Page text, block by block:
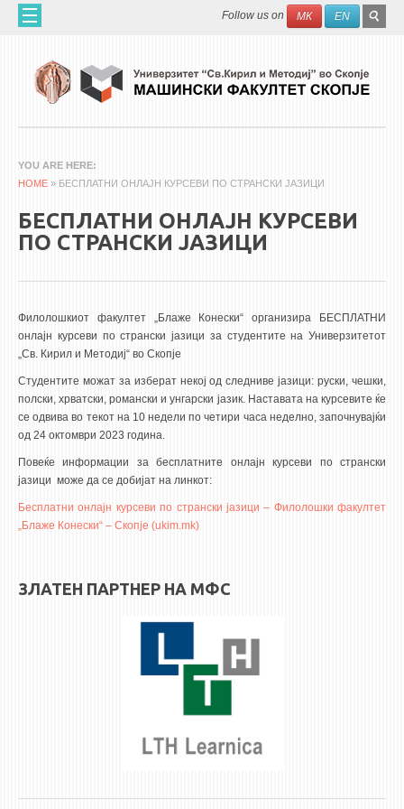
Skip to main content Search
Follow us on МК EN
ЗА НАС
60 ГОДИНИ МФ
ОРГАНИЗАЦИЈА
НАУЧНА ДЕЈНОСТ
МАШИНСКО ИНЖЕНЕРСТВО - НАУЧНО СПИСАНИЕ
МЕЃУНАРОДНА СОРАБОТКА
ERASMUS+
QIM-SEE
3DFindIT
WATERBRIDGING
CIRASIM
AIR QUALITY MODELLING
АКТИ
ИНФОРМАЦИИ ОД ЈАВЕН КАРАКТЕР
ЗАВРШНИ СМЕТКИ
YOU ARE HERE
HOME » БЕСПЛАТНИ ОНЛАЈН КУРСЕВИ ПО СТРАНСКИ ЈАЗИЦИ
БЕСПЛАТНИ ОНЛАЈН КУРСЕВИ
ПО СТРАНСКИ ЈАЗИЦИ
Филолошкиот факултет „Блаже Конески“ организира БЕСПЛАТНИ
онлајн курсеви по странски јазици за студентите на Универзитетот
„Св. Кирил и Методиј“ во Скопје
Студентите можат за изберат некој од следниве јазици: руски, чешки,
полски, хрватски, романски и унгарски јазик. Наставата на курсевите ќе
се одвива во текот на 10 недели по четири часа неделно, започнувајќи
од 24 октомври 2023 година.
Повеќе информации за бесплатните онлајн курсеви по странски
јазици може да се добијат на линкот:
Бесплатни онлајн курсеви по странски јазици – Филолошки факултет
„Блаже Конески“ – Скопје (ukim.mk)
ЗЛАТЕН ПАРТНЕР НА МФС